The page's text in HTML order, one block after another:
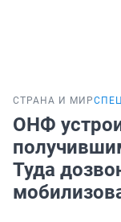
СТРАНА И МИР
ОНФ
Туда